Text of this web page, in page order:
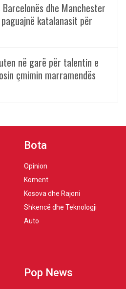
dhe Manchester
katalanasit për
në garë për talentin e
çmimin marramendës
Bota
Opinion
Koment
Kosova dhe Rajoni
Shkencë dhe Teknologji
Auto
Pop News